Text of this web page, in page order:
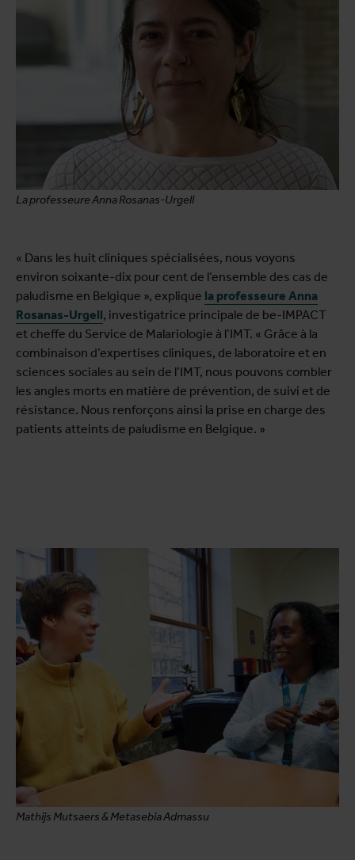
La professeure Anna Rosanas-Urgell
« Dans les huit cliniques spécialisées, nous voyons
environ soixante-dix pour cent de l’ensemble des cas de
paludisme en Belgique », explique la professeure Anna
Rosanas-Urgell, investigatrice principale de be-IMPACT
et cheffe du Service de Malariologie à l’IMT. « Grâce à la
combinaison d’expertises cliniques, de laboratoire et en
sciences sociales au sein de l’IMT, nous pouvons combler
les angles morts en matière de prévention, de suivi et de
résistance. Nous renforçons ainsi la prise en charge des
patients atteints de paludisme en Belgique. »
Mathijs Mutsaers & Metasebia Admassu